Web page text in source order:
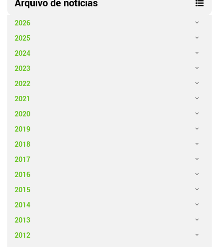
2026
2025
2024
2023
2022
2021
2020
2019
2018
2017
2016
2015
2014
2013
2012